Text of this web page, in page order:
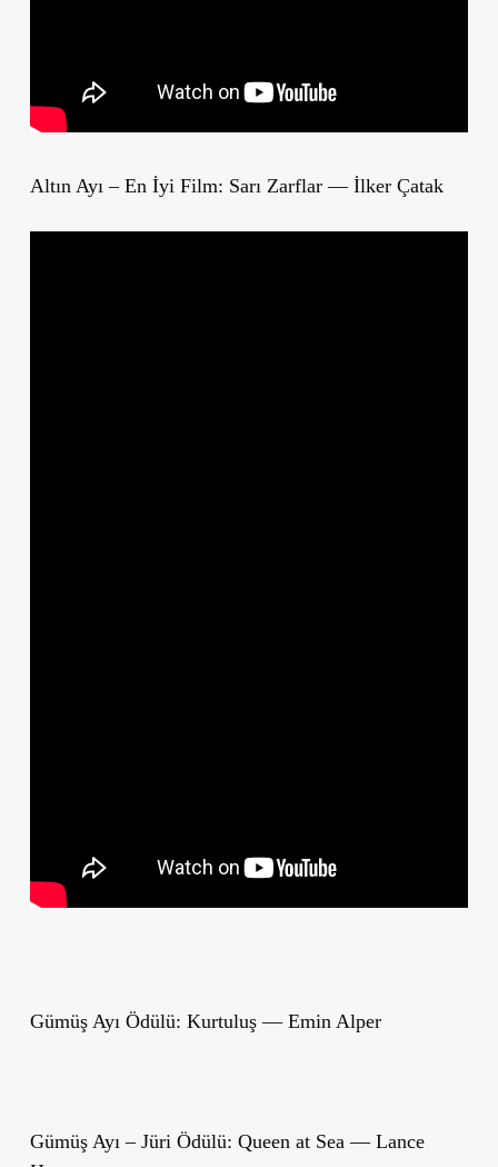
Altın Ayı – En İyi Film: Sarı Zarflar — İlker Çatak
Gümüş Ayı Ödülü: Kurtuluş — Emin Alper
Gümüş Ayı – Jüri Ödülü: Queen at Sea — Lance